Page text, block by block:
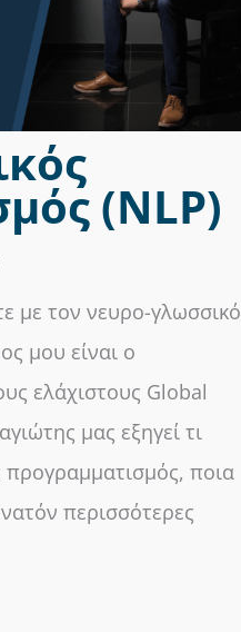
(NLP)
με τον νευρο-γλωσσικό
μου είναι ο
ελάχιστους Global
μας εξηγεί τι
προγραμματισμός, ποια
περισσότερες